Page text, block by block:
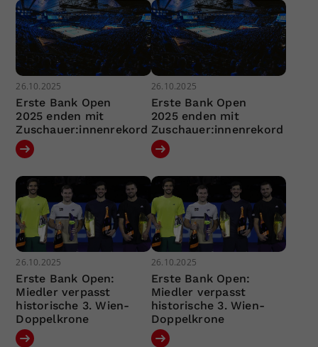
26.10.2025
Erste Bank Open
2025 enden mit
Zuschauer:innenrekord
26.10.2025
Erste Bank Open
2025 enden mit
Zuschauer:innenrekord
26.10.2025
Erste Bank Open:
Miedler verpasst
historische 3. Wien-
Doppelkrone
26.10.2025
Erste Bank Open:
Miedler verpasst
historische 3. Wien-
Doppelkrone